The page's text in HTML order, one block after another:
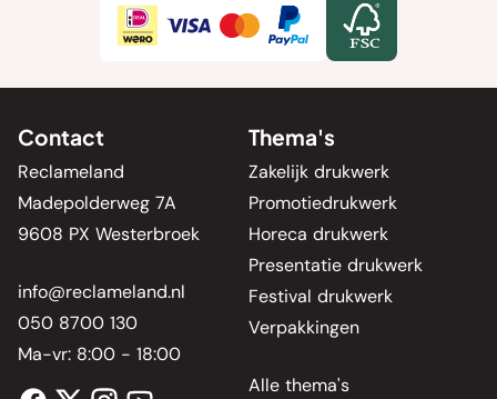
Contact
Reclameland
Madepolderweg 7A
9608 PX Westerbroek
info@reclameland.nl
050 8700 130
Ma-vr: 8:00 - 18:00
Thema's
Zakelijk drukwerk
Promotiedrukwerk
Horeca drukwerk
Presentatie drukwerk
Festival drukwerk
Verpakkingen
Alle thema's